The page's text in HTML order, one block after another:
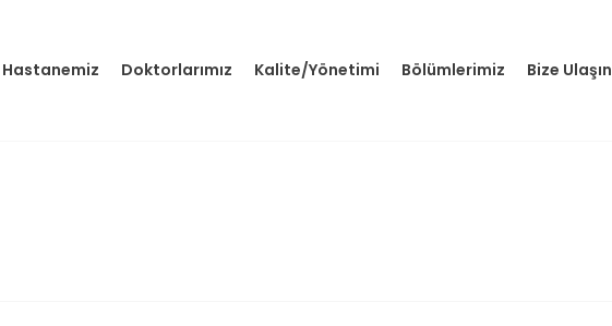
Hastanemiz Doktorlarımız Kalite/Yönetimi Bölümlerimiz Bize Ulaşın